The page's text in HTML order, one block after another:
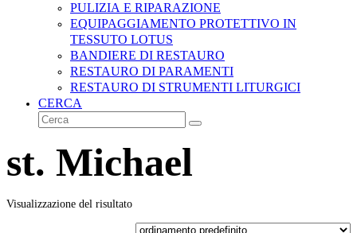
PULIZIA E RIPARAZIONE
EQUIPAGGIAMENTO PROTETTIVO IN
TESSUTO LOTUS
BANDIERE DI RESTAURO
RESTAURO DI PARAMENTI
RESTAURO DI STRUMENTI LITURGICI
CERCA
Cerca
Invia
st. Michael
Visualizzazione del risultato